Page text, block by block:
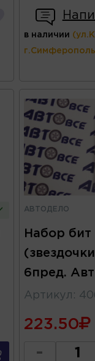
в наличии
АВТОДЕЛО
Набор бит
6пред.
Артикул :
223.50
-